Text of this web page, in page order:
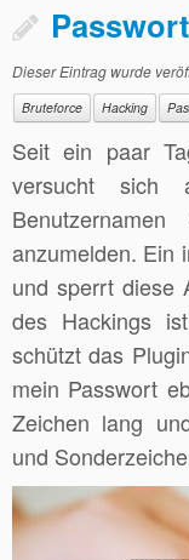
Dieser Eintrag wurde
Bruteforce Hacking
Seit ein paar
versucht sich
anzumelden. Ein
und sperrt diese
des Hackings
schützt das
mein Passwort
Zeichen lang
und